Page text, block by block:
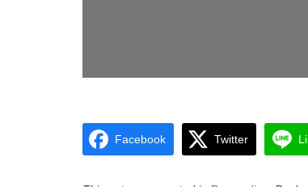
Facebook Twitter